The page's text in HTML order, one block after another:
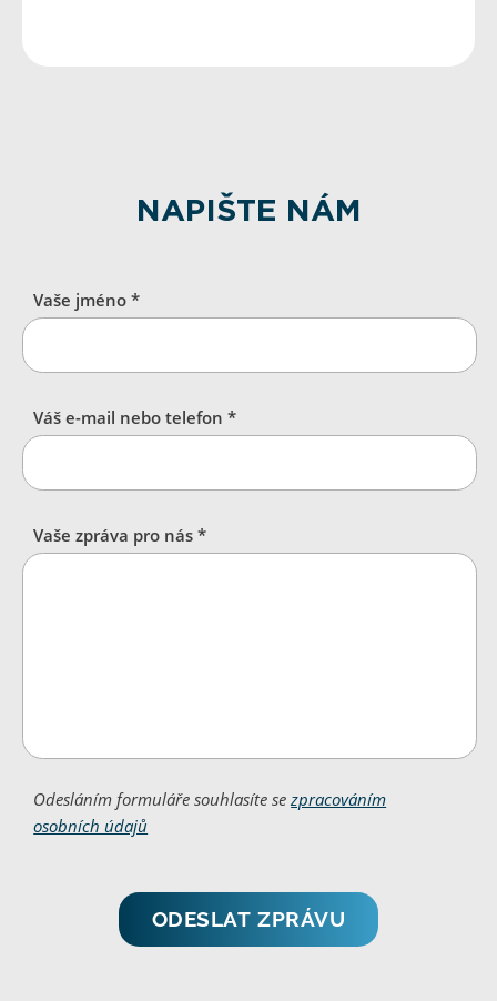
NAPIŠTE NÁM
Vaše jméno *
Váš e-mail nebo telefon *
Vaše zpráva pro nás *
Odesláním formuláře souhlasíte sezpracováním
osobních údajů
ODESLAT ZPRÁVU